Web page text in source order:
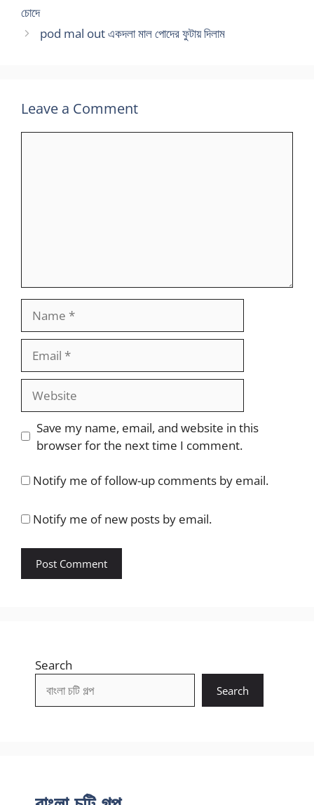
চোদে
pod mal out একদলা মাল পোদের ফুটায় দিলাম
Leave a Comment
Save my name, email, and website in this
browser for the next time I comment.
Notify me of follow-up comments by email.
Notify me of new posts by email.
Search
Search